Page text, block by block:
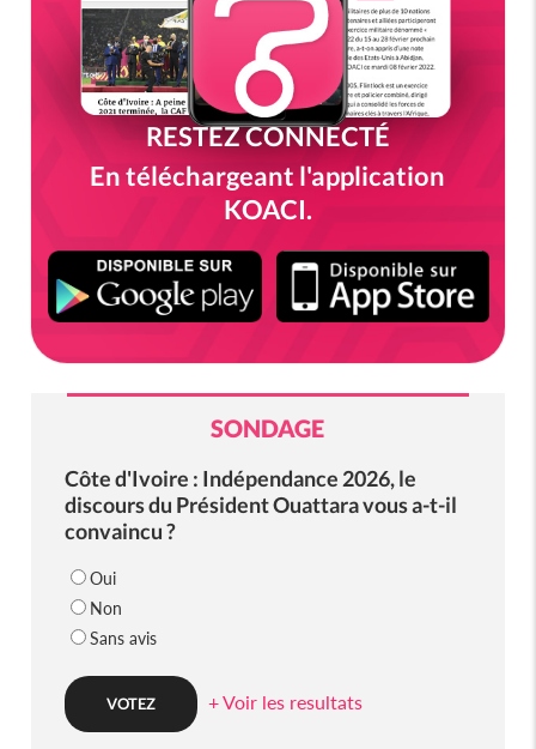
RESTEZ CONNECTÉ
En téléchargeant l'application
KOACI.
SONDAGE
Côte d'Ivoire : Indépendance 2026, le
discours du Président Ouattara vous a-t-il
convaincu ?
Oui
Non
Sans avis
+ Voir les resultats